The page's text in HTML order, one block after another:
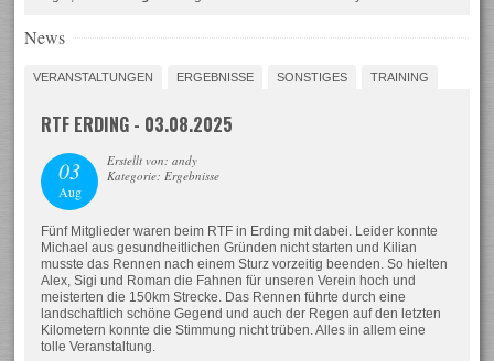
News
VERANSTALTUNGEN ERGEBNISSE SONSTIGES TRAINING
RTF ERDING - 03.08.2025
03
Aug
Erstellt von: andy
Kategorie: Ergebnisse
Fünf Mitglieder waren beim RTF in Erding mit dabei. Leider konnte
Michael aus gesundheitlichen Gründen nicht starten und Kilian
musste das Rennen nach einem Sturz vorzeitig beenden. So hielten
Alex, Sigi und Roman die Fahnen für unseren Verein hoch und
meisterten die 150km Strecke. Das Rennen führte durch eine
landschaftlich schöne Gegend und auch der Regen auf den letzten
Kilometern konnte die Stimmung nicht trüben. Alles in allem eine
tolle Veranstaltung.